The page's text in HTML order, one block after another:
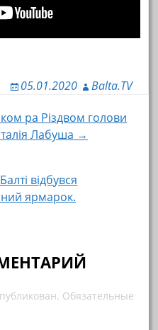
05.01.2020 Balta.TV
ра Різдвом голови
Лабуша →
відбувся
ярмарок.
Обязательные